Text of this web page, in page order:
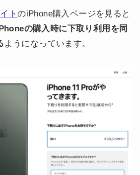
トのiPhone購入ページを見ると
の購入時に下取り利用を同
ようになっています。